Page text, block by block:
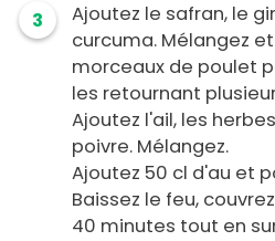
3
Ajoutez le safran, le
curcuma. Mélangez
morceaux de poulet
les retournant
Ajoutez l'ail, les
poivre. Mélangez.
Ajoutez 50 cl d'au et
Baissez le feu,
40 minutes tout en